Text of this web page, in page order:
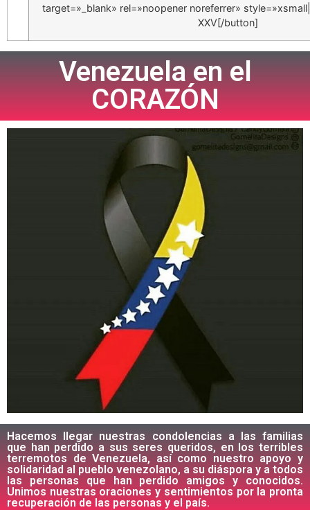
target=»_blank» rel=»noopener noreferrer»
XXV[/button]
Venezuela en el
CORAZÓN
Hacemos llegar nuestras condolencias a las familias
que han perdido a sus seres queridos, en los terribles
terremotos de Venezuela, así como nuestro apoyo y
solidaridad al pueblo venezolano, a su diáspora y a todos
las personas que han perdido amigos y conocidos.
Unimos nuestras oraciones y sentimientos por la pronta
recuperación de las personas y el país.